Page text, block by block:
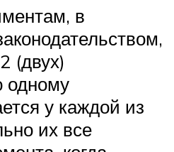
в
(двух)
одному
у каждой из
их все